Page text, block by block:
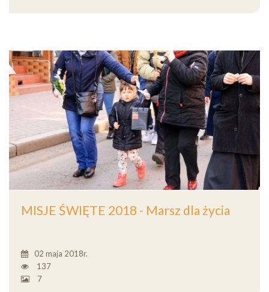
MISJE ŚWIĘTE 2018 - Marsz dla życia
02 maja 2018r.
137
7